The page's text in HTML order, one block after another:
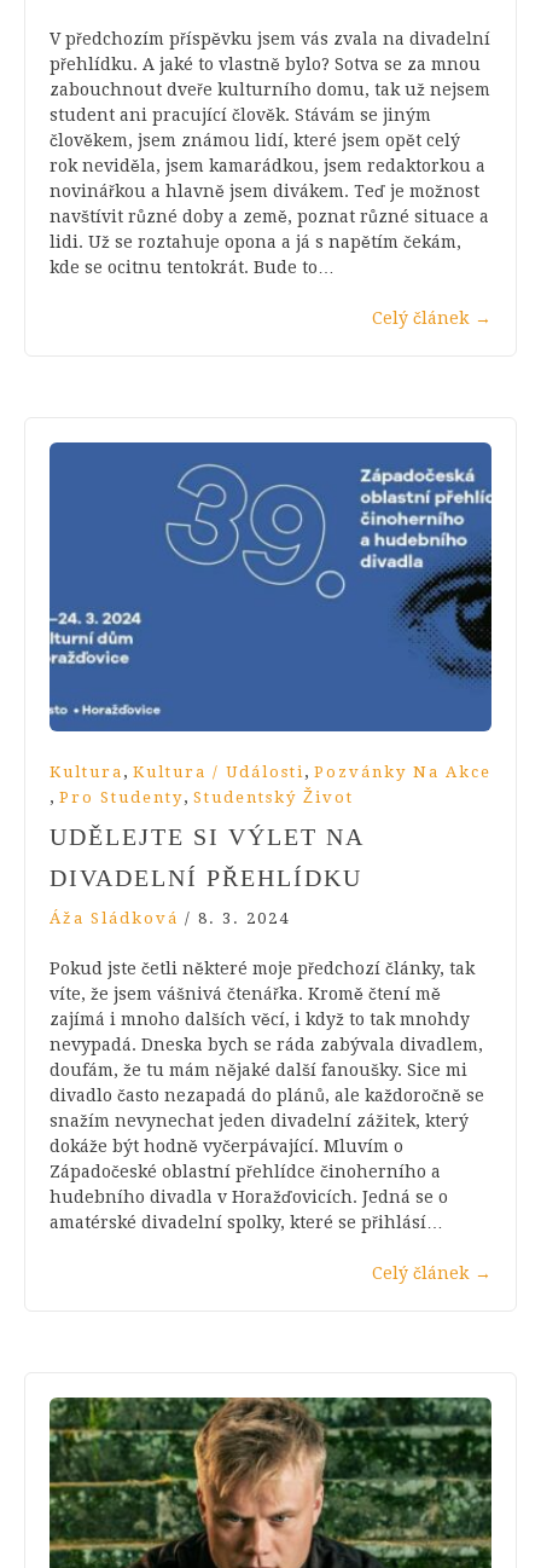
V předchozím příspěvku jsem vás zvala na divadelní
přehlídku. A jaké to vlastně bylo? Sotva se za mnou
zabouchnout dveře kulturního domu, tak už nejsem
student ani pracující člověk. Stávám se jiným
člověkem, jsem známou lidí, které jsem opět celý
rok neviděla, jsem kamarádkou, jsem redaktorkou a
novinářkou a hlavně jsem divákem. Teď je možnost
navštívit různé doby a země, poznat různé situace a
lidi. Už se roztahuje opona a já s napětím čekám,
kde se ocitnu tentokrát. Bude to…
Celý článek →
Kultura , Kultura / Události , Pozvánky Na Akce
, Pro Studenty, Studentský Život
UDĚLEJTE SI VÝLET NA
DIVADELNÍ PŘEHLÍDKU
Áža Sládková / 8. 3. 2024
Pokud jste četli některé moje předchozí články, tak
víte, že jsem vášnivá čtenářka. Kromě čtení mě
zajímá i mnoho dalších věcí, i když to tak mnohdy
nevypadá. Dneska bych se ráda zabývala divadlem,
doufám, že tu mám nějaké další fanoušky. Sice mi
divadlo často nezapadá do plánů, ale každoročně se
snažím nevynechat jeden divadelní zážitek, který
dokáže být hodně vyčerpávající. Mluvím o
Západočeské oblastní přehlídce činoherního a
hudebního divadla v Horažďovicích. Jedná se o
amatérské divadelní spolky, které se přihlásí…
Celý článek →